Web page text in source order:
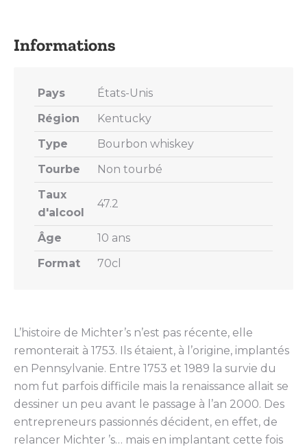
L’histoire de Michter’s n’est pas récente, elle
remonterait à 1753. Ils étaient, à l’origine, implantés
en Pennsylvanie. Entre 1753 et 1989 la survie du
nom fut parfois difficile mais la renaissance allait se
dessiner un peu avant le passage à l’an 2000. Des
entrepreneurs passionnés décident, en effet, de
relancer Michter ’s… mais en implantant cette fois
Pays
États-Unis
Région
Kentucky
Type
Bourbon whiskey
Tourbe
Non tourbé
Taux
d'alcool
47.2
Âge
10 ans
Format
70cl